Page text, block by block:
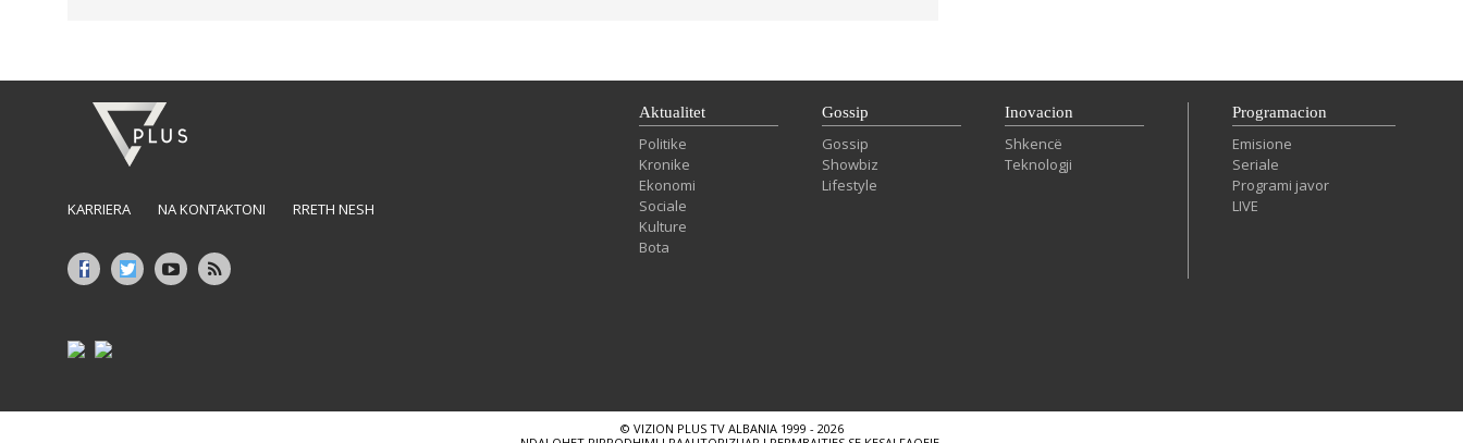
KARRIERA NA KONTAKTONI RRETH NESH
Aktualitet
Politike
Kronike
Ekonomi
Sociale
Kulture
Bota
Gossip
Gossip
Showbiz
Lifestyle
Inovacion
Shkencë
Teknologji
Programacion
Emisione
Seriale
Programi javor
LIVE
© VIZION PLUS TV ALBANIA 1999 - 2026